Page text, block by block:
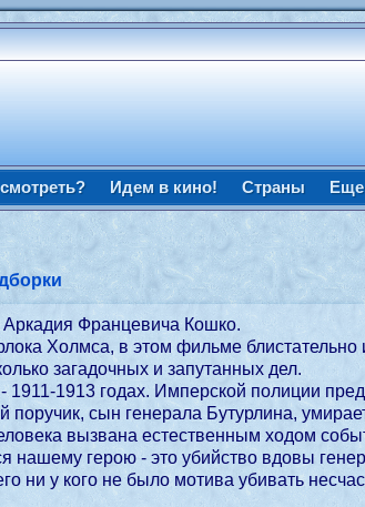
Идем в кино! Страны Еще
Францевича Кошко.
Холмса, в этом фильме
загадочных и запутанных дел.
1913 годах. Имперской полиции
сын генерала Бутурлина,
вызвана естественным ходом
нашему герою - это убийство вдовы
ни у кого не было мотива убивать